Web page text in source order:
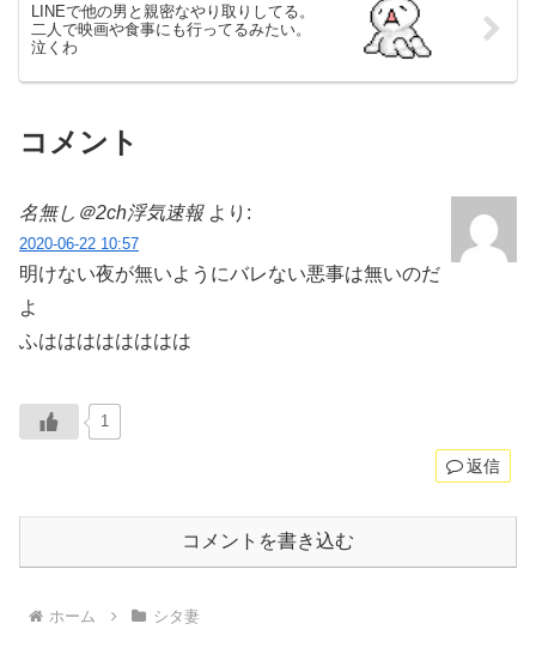
LINEで他の男と親密なやり取りしてる。
二人で映画や食事にも行ってるみたい。
泣くわ
コメント
名無し＠2ch浮気速報 より:
2020-06-22 10:57
明けない夜が無いようにバレない悪事は無いのだ
よ
ふはははははははは
1
返信
コメントを書き込む
ホーム シタ妻